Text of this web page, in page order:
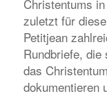
Christentums
zuletzt für
Petitjean
Rundbriefe,
das
dokumentieren